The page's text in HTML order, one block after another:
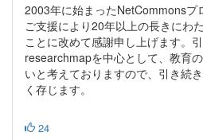
2003年に始まったNetCommonsプ
ご支援により20年以上の長きにわ
ことに改めて感謝申し上げます。
researchmapを中心として、教育
いと考えておりますので、引き続
く存じます。
24